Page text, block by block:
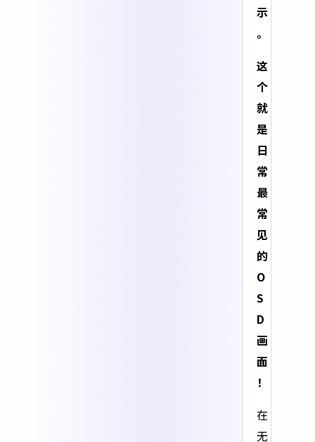
示
。
这
个
就
是
日
常
最
常
见
的
O
S
D
画
面
！
在
无